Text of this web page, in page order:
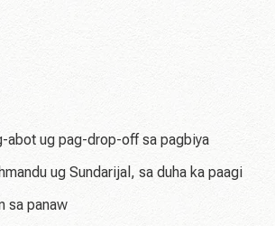
abot ug pag-drop-off sa pagbiya
ug Sundarijal, sa duha ka paagi
sa panaw